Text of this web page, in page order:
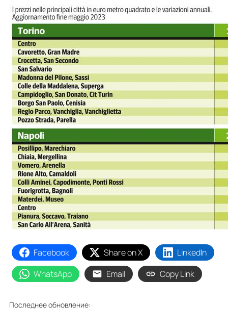
Facebook Share on X
LinkedIn
WhatsApp
Email Copy Link
Последнее обновление: